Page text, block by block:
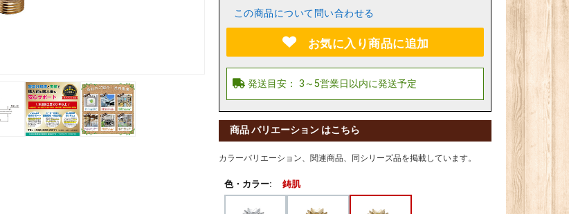
この商品について問い合わせる
お気に入り商品に追加
商品 バリエーション はこちら
カラーバリエーション、関連商品、同シリーズ品を掲載しています。
色・カラー: 鋳肌